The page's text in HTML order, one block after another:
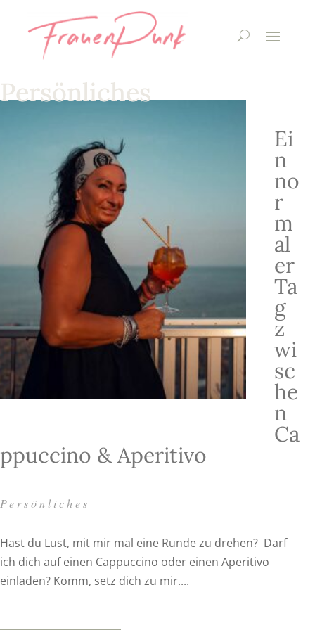
Persönliches
Ei
n
no
r
m
al
er
Ta
g
z
wi
sc
he
n
Ca
ppuccino & Aperitivo
Persönliches
Hast du Lust, mit mir mal eine Runde zu drehen? Darf
ich dich auf einen Cappuccino oder einen Aperitivo
einladen? Komm, setz dich zu mir....